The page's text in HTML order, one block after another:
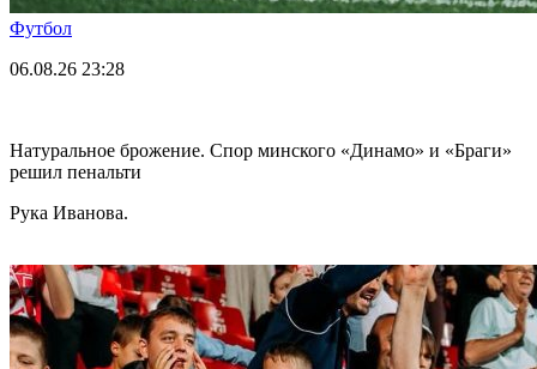
Футбол
06.08.26 23:28
Натуральное брожение. Спор минского «Динамо» и «Браги»
решил пенальти
Рука Иванова.